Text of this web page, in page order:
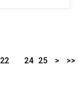
22
24 25 > >>